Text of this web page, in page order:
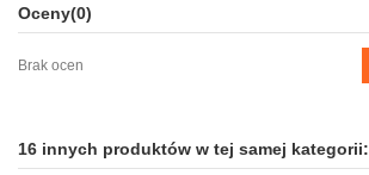
Oceny(0)
Brak ocen
16 innych produktów w tej samej kategorii: